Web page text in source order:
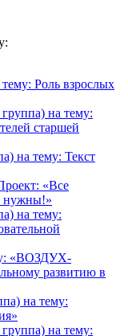
Роль взрослых
на тему:
старшей
на тему: Текст
«Все
нужны!»
на тему:
«ВОЗДУХ-
развитию в
на тему:
на тему: